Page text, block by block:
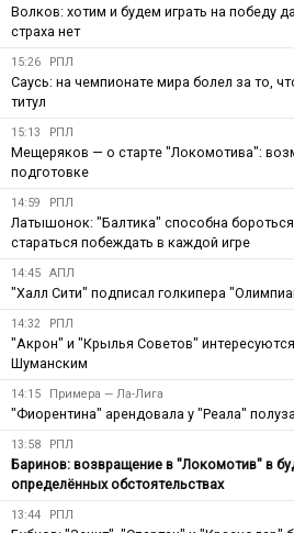
Волков: хотим и будем играть на победу
страха нет
15:26 РПЛ
Саусь: на чемпионате мира болел за то,
титул
15:13 РПЛ
Мещеряков — о старте "Локомотива":
подготовке
14:59 РПЛ
Латышонок: "Балтика" способна
стараться побеждать в каждой игре
14:45 АПЛ
"Халл Сити" подписал голкипера
14:32 РПЛ
"Акрон" и "Крылья Советов"
Шуманским
14:15 Примера — Ла-Лига
"Фиорентина" арендовала у "Реала"
13:58 РПЛ
Баринов: возвращение в "Локомотив" в
определённых обстоятельствах
13:44 РПЛ